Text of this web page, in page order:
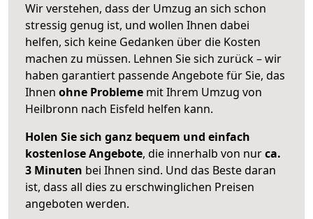
Wir verstehen, dass der Umzug an sich schon
stressig genug ist, und wollen Ihnen dabei
helfen, sich keine Gedanken über die Kosten
machen zu müssen. Lehnen Sie sich zurück – wir
haben garantiert passende Angebote für Sie, das
Ihnen ohne Probleme mit Ihrem Umzug von
Heilbronn nach Eisfeld helfen kann.
Holen Sie sich ganz bequem und einfach
kostenlose Angebote, die innerhalb von nurca.
3 Minuten bei Ihnen sind. Und das Beste daran
ist, dass all dies zu erschwinglichen Preisen
angeboten werden.